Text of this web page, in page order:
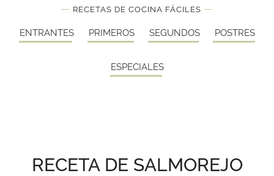
— RECETAS DE COCINA FÁCILES —
ENTRANTES PRIMEROS SEGUNDOS POSTRES
ESPECIALES
RECETA DE SALMOREJO